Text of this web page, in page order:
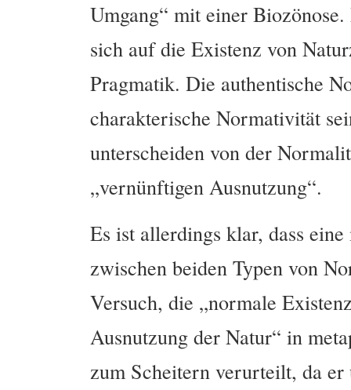
Umgang“ mit einer
sich auf die Existenz von
Pragmatik. Die authentische
charakterische Normativität
unterscheiden von der
„vernünftigen Ausnutzung“.
Es ist allerdings klar, dass
zwischen beiden Typen von
Versuch, die „normale
Ausnutzung der Natur“ in
zum Scheitern verurteilt, da